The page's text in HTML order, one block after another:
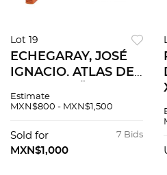
Lot 19
ECHEGARAY, JOSÉ
IGNACIO. ATLAS DE
MEXICANAS / ÁLUM
MONUMENTAL. Pzs
2
Estimate
MXN$800 - MXN$1,500
7 Bids
Sold for
MXN$1,000